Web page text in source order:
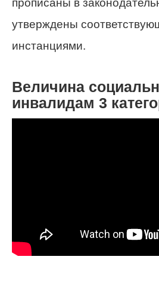
утверждены
инстанциями.
Величина
инвалидам 3